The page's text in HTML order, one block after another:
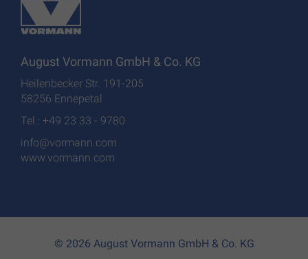
August Vormann GmbH & Co. KG
Heilenbecker Str. 191-205
58256 Ennepetal
Tel.: +49 23 33 - 9780
info@vormann.com
www.vormann.com
© 2026 August Vormann GmbH & Co. KG